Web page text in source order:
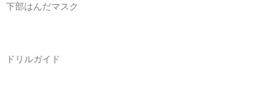
下部はんだマスク
ドリルガイド